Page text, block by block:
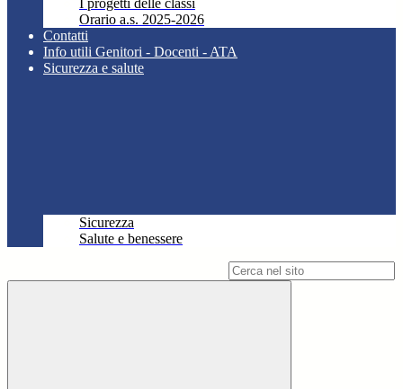
I progetti delle classi
Orario a.s. 2025-2026
Contatti
Info utili Genitori - Docenti - ATA
Sicurezza e salute
Sicurezza
Salute e benessere